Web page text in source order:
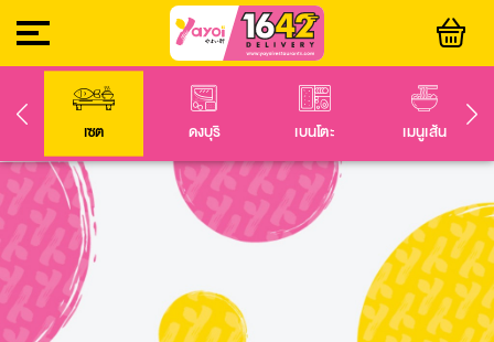
เซต ดงบุริ เบนโตะ เมนูเส้น